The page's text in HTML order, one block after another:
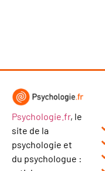
Psychologie.fr, le
site de la
psychologie et
du psychologue :